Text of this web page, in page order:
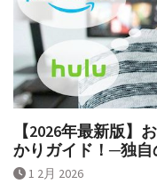
【2026年最新版】
かりガイド！─独
1 2月 2026